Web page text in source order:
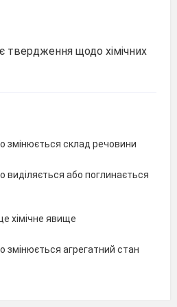
твердження щодо хімічних
змінюється склад речовини
виділяється або поглинається
хімічне явище
змінюється агрегатний стан